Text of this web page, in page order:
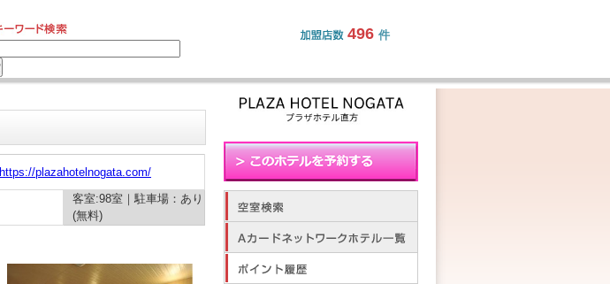
496 件
https://plazahotelnogata.com/
客室:98室｜駐車場：あり
(無料)